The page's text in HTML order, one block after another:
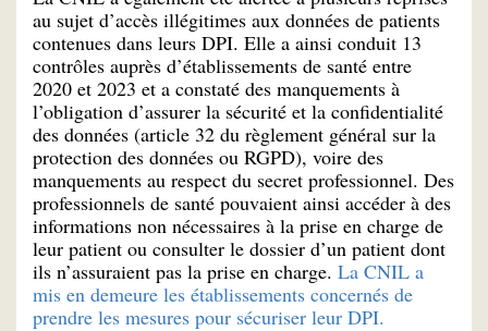
au sujet d’accès illégitimes aux données de patients
contenues dans leurs DPI. Elle a ainsi conduit 13
contrôles auprès d’établissements de santé entre
2020 et 2023 et a constaté des manquements à
l’obligation d’assurer la sécurité et la confidentialité
des données (article 32 du règlement général sur la
protection des données ou RGPD), voire des
manquements au respect du secret professionnel. Des
professionnels de santé pouvaient ainsi accéder à des
informations non nécessaires à la prise en charge de
leur patient ou consulter le dossier d’un patient dont
ils n’assuraient pas la prise en charge. La CNIL a
mis en demeure les établissements concernés de
prendre les mesures pour sécuriser leur DPI.